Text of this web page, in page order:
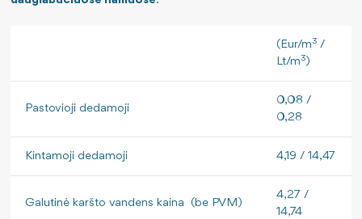
(Eur/m3/
Lt/m3)
Pastovioji dedamoji
0,08 /
0,28
Kintamoji dedamoji 4,19 / 14,47
Galutinė karšto vandens kaina (be PVM)
4,27 /
14,74